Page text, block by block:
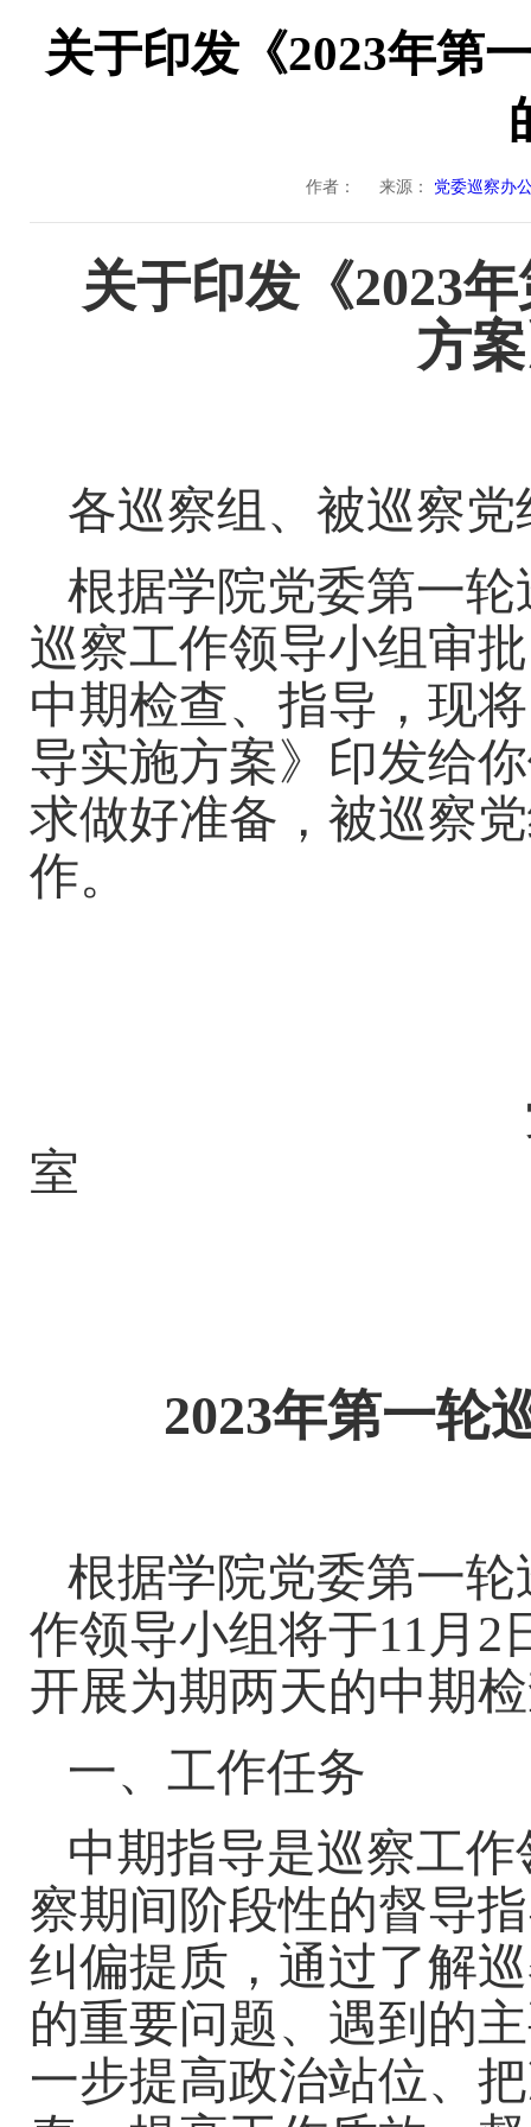
关于印发《2023年第
作者： 来源： 党委巡察办
关于印发《2023
方
各巡察组、被巡察党
根据学院党委第一
巡察工作领导小组审
中期检查、指导，现将
导实施方案》印发给
求做好准备，被巡察
作。
党委巡察
室
2023年第一轮
根据学院党委第一
作领导小组将于11月2
开展为期两天的中期
一、工作任务
中期指导是巡察工
察期间阶段性的督导
纠偏提质，通过了解
的重要问题、遇到的
一步提高政治站位、